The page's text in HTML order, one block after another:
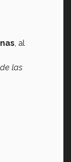
, al
las